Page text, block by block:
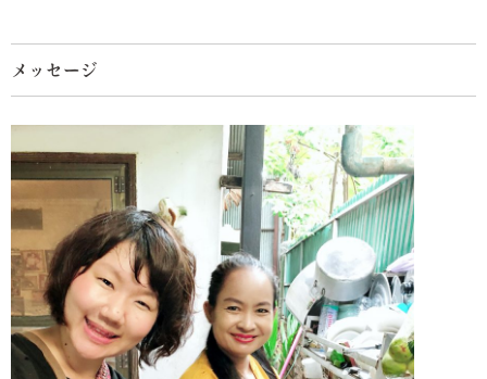
メッセージ